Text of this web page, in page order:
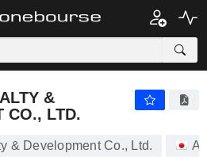
&
CO., LTD.
& Development Co., Ltd.